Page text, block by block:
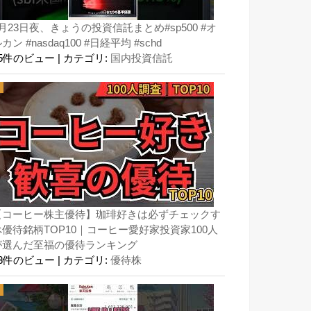
23日夜、きょうの投資信託まとめ#sp500 #オ
カン #nasdaq100 #日経平均 #schd
件のビュー | カテゴリ: 国内投資信託
コーヒー株主優待】珈琲好きは必ずチェックす
優待銘柄TOP10｜コーヒー愛好家投資家100人
選んだ至福の優待ランキング
件のビュー
カテゴリ: 優待株